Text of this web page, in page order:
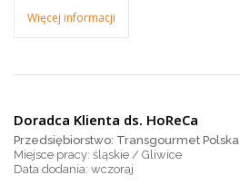
Więcej informacji
Doradca Klienta ds. HoReCa
Przedsiębiorstwo: Transgourmet Polska
Miejsce pracy: śląskie / Gliwice
wczoraj